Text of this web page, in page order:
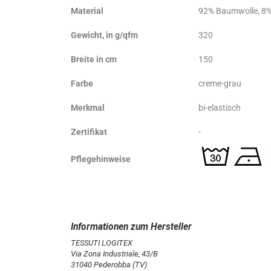
Material 92% Baumwolle,
Gewicht, in g/qfm 320
Breite in cm 150
Farbe creme-grau
Merkmal bi-elastisch
Zertifikat -
Pflegehinweise
TESSUTI LOGITEX
Via Zona Industriale, 43/B
31040 Pederobba (TV)